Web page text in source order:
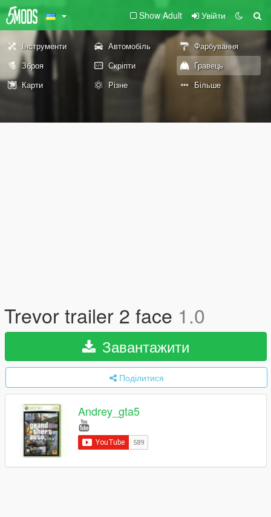
Show Adult Увійти
Інструменти Автомобіль
Фарбування
Зброя
Скріпти
Гравець
Карти
Різне Більше
Trevor trailer 2 face 1.0
Завантажити
Поділитися
Andrey_gta5